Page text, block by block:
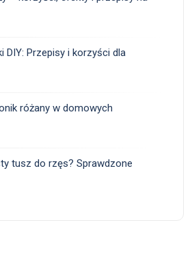
DIY: Przepisy i korzyści dla
różany w domowych
tusz do rzęs? Sprawdzone